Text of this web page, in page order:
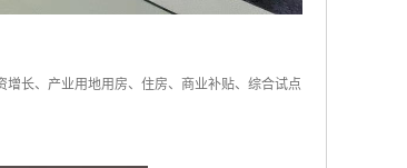
长、产业用地用房、住房、商业补贴、综合试点